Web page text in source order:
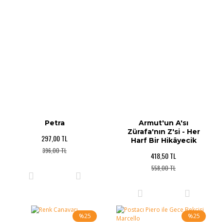
Petra
297,00 TL
396,00 TL
Armut'un A'sı
Zürafa'nın Z'si - Her
Harf Bir Hikâyecik
418,50 TL
558,00 TL
%25 %25